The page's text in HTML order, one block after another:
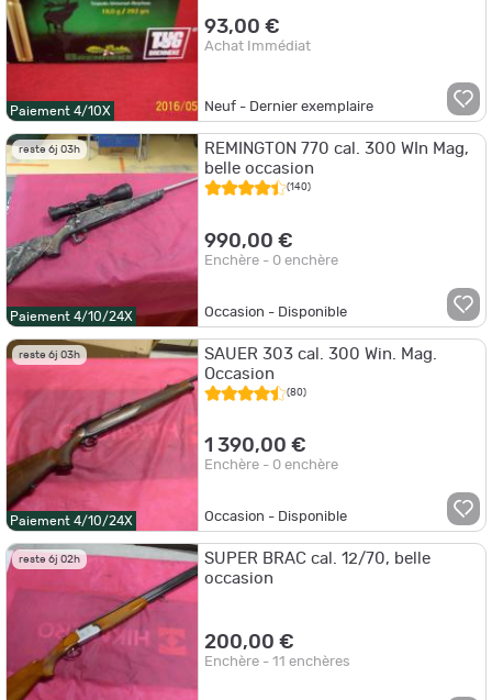
Paiement 4/10X
93,00 €
Achat Immédiat
Neuf - Dernier exemplaire
reste 6j 03h
Paiement 4/10/24X
REMINGTON 770 cal. 300 WIn Mag,
belle occasion
(140)
990,00 €
Enchère - 0 enchère
Occasion - Disponible
reste 6j 03h
Paiement 4/10/24X
SAUER 303 cal. 300 Win. Mag.
Occasion
(80)
1 390,00 €
Enchère - 0 enchère
Occasion - Disponible
reste 6j 02h
SUPER BRAC cal. 12/70, belle
occasion
200,00 €
Enchère - 11 enchères